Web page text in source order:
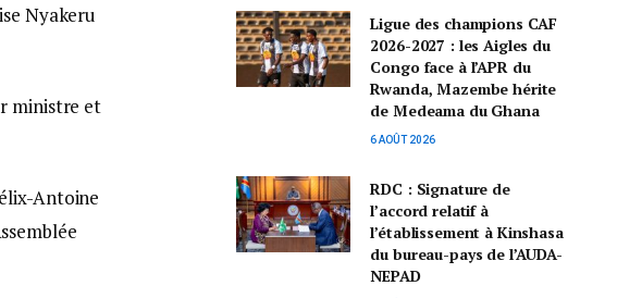
Nyakeru
ministre et
Antoine
Ligue des champions CAF
2026-2027 : les Aigles du
Congo face à l’APR du
Rwanda, Mazembe hérite
de Medeama du Ghana
6 AOÛT 2026
RDC : Signature de
l’accord relatif à
l’établissement à Kinshasa
du bureau-pays de l’AUDA-
NEPAD